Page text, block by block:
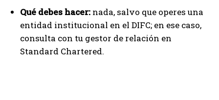
Qué debes hacer: nada, salvo que operes una
entidad institucional en el DIFC; en ese caso,
consulta con tu gestor de relación en
Standard Chartered.